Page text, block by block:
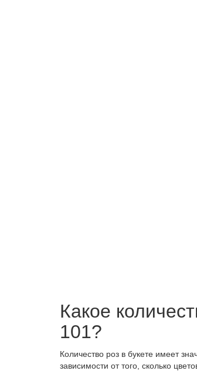
Какое
101?
Количество роз в букете имеет
зависимости от того, сколько